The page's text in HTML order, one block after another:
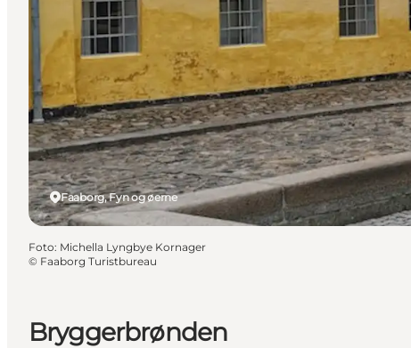
Bryggerbrønden
Faaborg, Fyn og øerne
Foto: Michella Lyngbye Kornager
© Faaborg Turistbureau